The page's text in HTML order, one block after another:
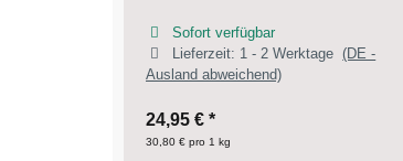
Sofort verfügbar
Lieferzeit: 1 - 2 Werktage(DE -
Ausland abweichend)
28,95 €*
19,30 € pro 1 kg